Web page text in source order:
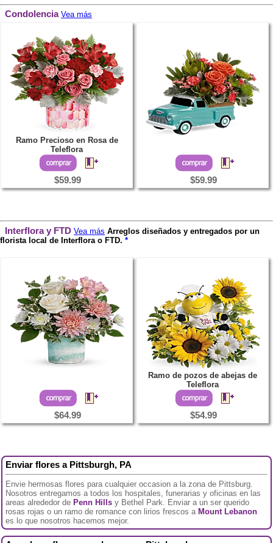
Condolencia Vea más
Ramo Precioso en Rosa de
Teleflora
$59.99 $59.99
Interflora y FTD Vea más Arreglos diseñados y entregados por un
florista local de Interflora o FTD. *
$64.99
Ramo de pozos de abejas de
Teleflora
$54.99
Enviar flores a Pittsburgh, PA
Envie hermosas flores para cualquier occasion a la zona de Pittsburg.
Nosotros entregamos a todos los hospitales, funerarias y oficinas en las
areas alrededor de Penn Hills y Bethel Park. Enviar a un ser querido
rosas rojas o un ramo de romance con lirios frescos a Mount Lebanon
es lo que nosotros hacemos mejor.